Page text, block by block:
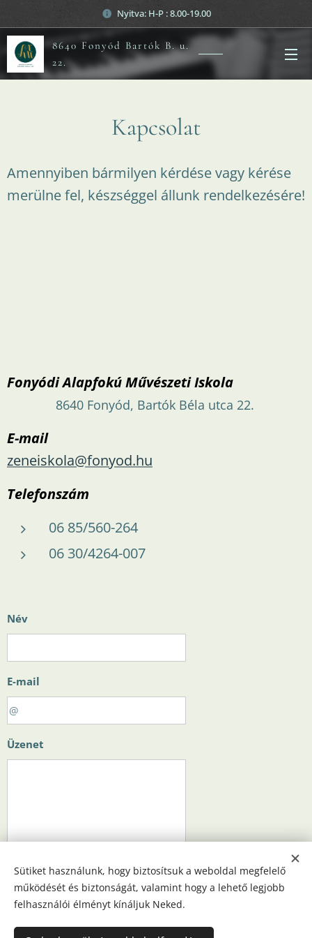
Nyitva: H-P : 8.00-19.00
8640 Fonyód Bartók B. u.
22.
Kapcsolat
Amennyiben bármilyen kérdése vagy kérése
merülne fel, készséggel állunk rendelkezésére!
Fonyódi Alapfokú Művészeti Iskola
8640 Fonyód, Bartók Béla utca 22.
E-mail
zeneiskola@fonyod.hu
Telefonszám
06 85/560-264
06 30/4264-007
Név
E-mail
Üzenet
Küldés
Sütiket használunk, hogy biztosítsuk a weboldal megfelelő
működését és biztonságát, valamint hogy a lehető legjobb
felhasználói élményt kínáljuk Neked.